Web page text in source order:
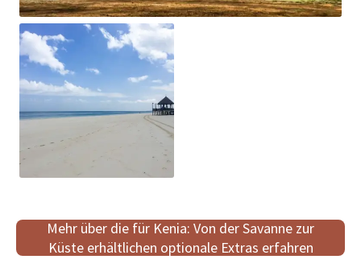
Mehr über die für Kenia: Von der Savanne zur
Küste erhältlichen optionale Extras erfahren